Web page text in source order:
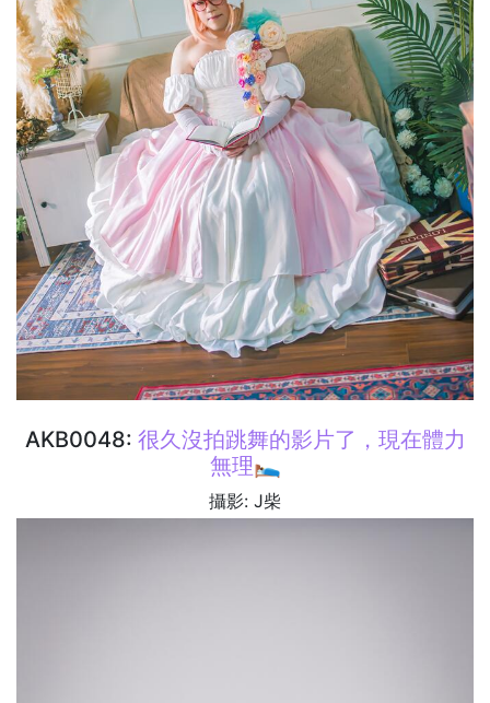
AKB0048: 很久沒拍跳舞的影片了，現在體力
無理🛌
攝影: J柴